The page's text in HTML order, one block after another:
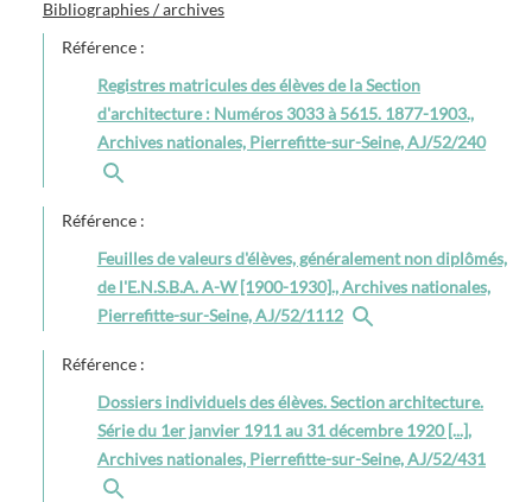
Bibliographies / archives
Référence :
Registres matricules des élèves de la Section
d'architecture : Numéros 3033 à 5615. 1877-1903.,
Archives nationales, Pierrefitte-sur-Seine, AJ/52/240
Référence :
Feuilles de valeurs d'élèves, généralement non diplômés,
de l'E.N.S.B.A. A-W [1900-1930]., Archives nationales,
Pierrefitte-sur-Seine, AJ/52/1112
Référence :
Dossiers individuels des élèves. Section architecture.
Série du 1er janvier 1911 au 31 décembre 1920 [...],
Archives nationales, Pierrefitte-sur-Seine, AJ/52/431